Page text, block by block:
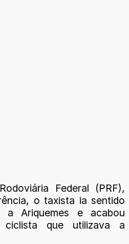
Federal (PRF),
o taxista ia sentido
a Ariquemes e acabou
que utilizava a